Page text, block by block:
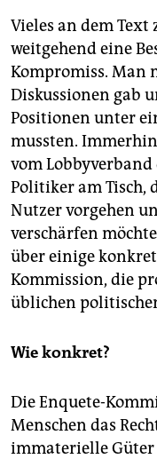
Vieles an dem
weitgehend eine
Kompromiss. Man
Diskussionen gab
Positionen unter
mussten.
vom
Politiker am Tisch,
Nutzer vorgehen
verschärfen
über einige
Kommission, die
üblichen
Wie konkret?
Die Enquete-
Menschen das
immaterielle Güter